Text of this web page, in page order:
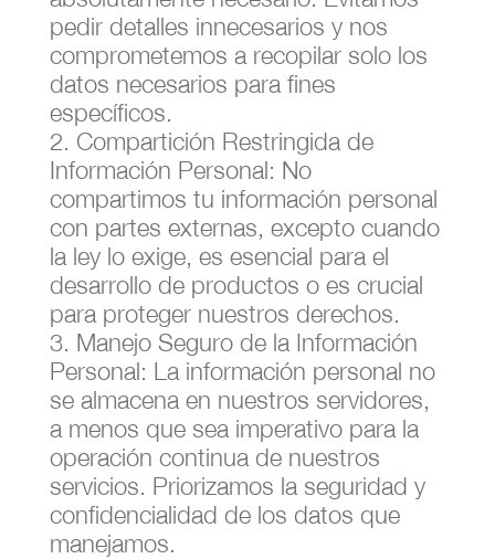
pedir detalles innecesarios y nos
comprometemos a recopilar solo los
datos necesarios para fines
específicos.
2. Compartición Restringida de
Información Personal: No
compartimos tu información personal
con partes externas, excepto cuando
la ley lo exige, es esencial para el
desarrollo de productos o es crucial
para proteger nuestros derechos.
3. Manejo Seguro de la Información
Personal: La información personal no
se almacena en nuestros servidores,
a menos que sea imperativo para la
operación continua de nuestros
servicios. Priorizamos la seguridad y
confidencialidad de los datos que
manejamos.